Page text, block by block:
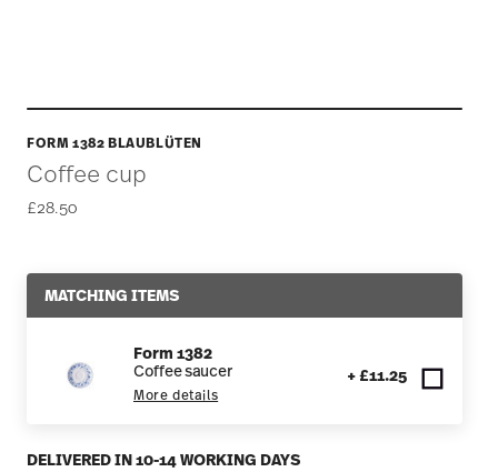
FORM 1382 BLAUBLÜTEN
Coffee cup
£28.50
MATCHING ITEMS
Form 1382
Coffee saucer
More details
+ £11.25
DELIVERED IN 10-14 WORKING DAYS